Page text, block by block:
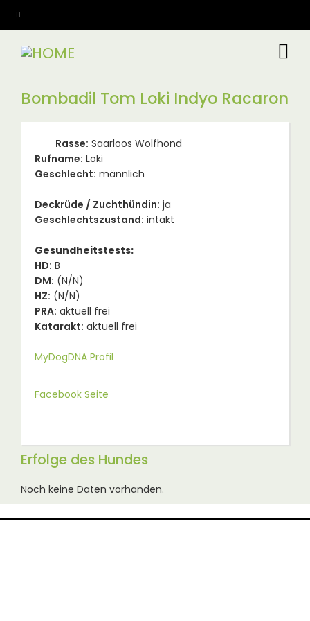
Bombadil Tom Loki Indyo Racaron
Rasse Saarloos Wolfhond
Rufname Loki
Geschlecht männlich
Deckrüde / Zuchthündin ja
Geschlechtszustand intakt
Gesundheitstests:
HD B
DM (N/N)
HZ (N/N)
PRA aktuell frei
Katarakt aktuell frei
MyDogDNA Profil
Facebook Seite
Erfolge des Hundes
Noch keine Daten vorhanden.